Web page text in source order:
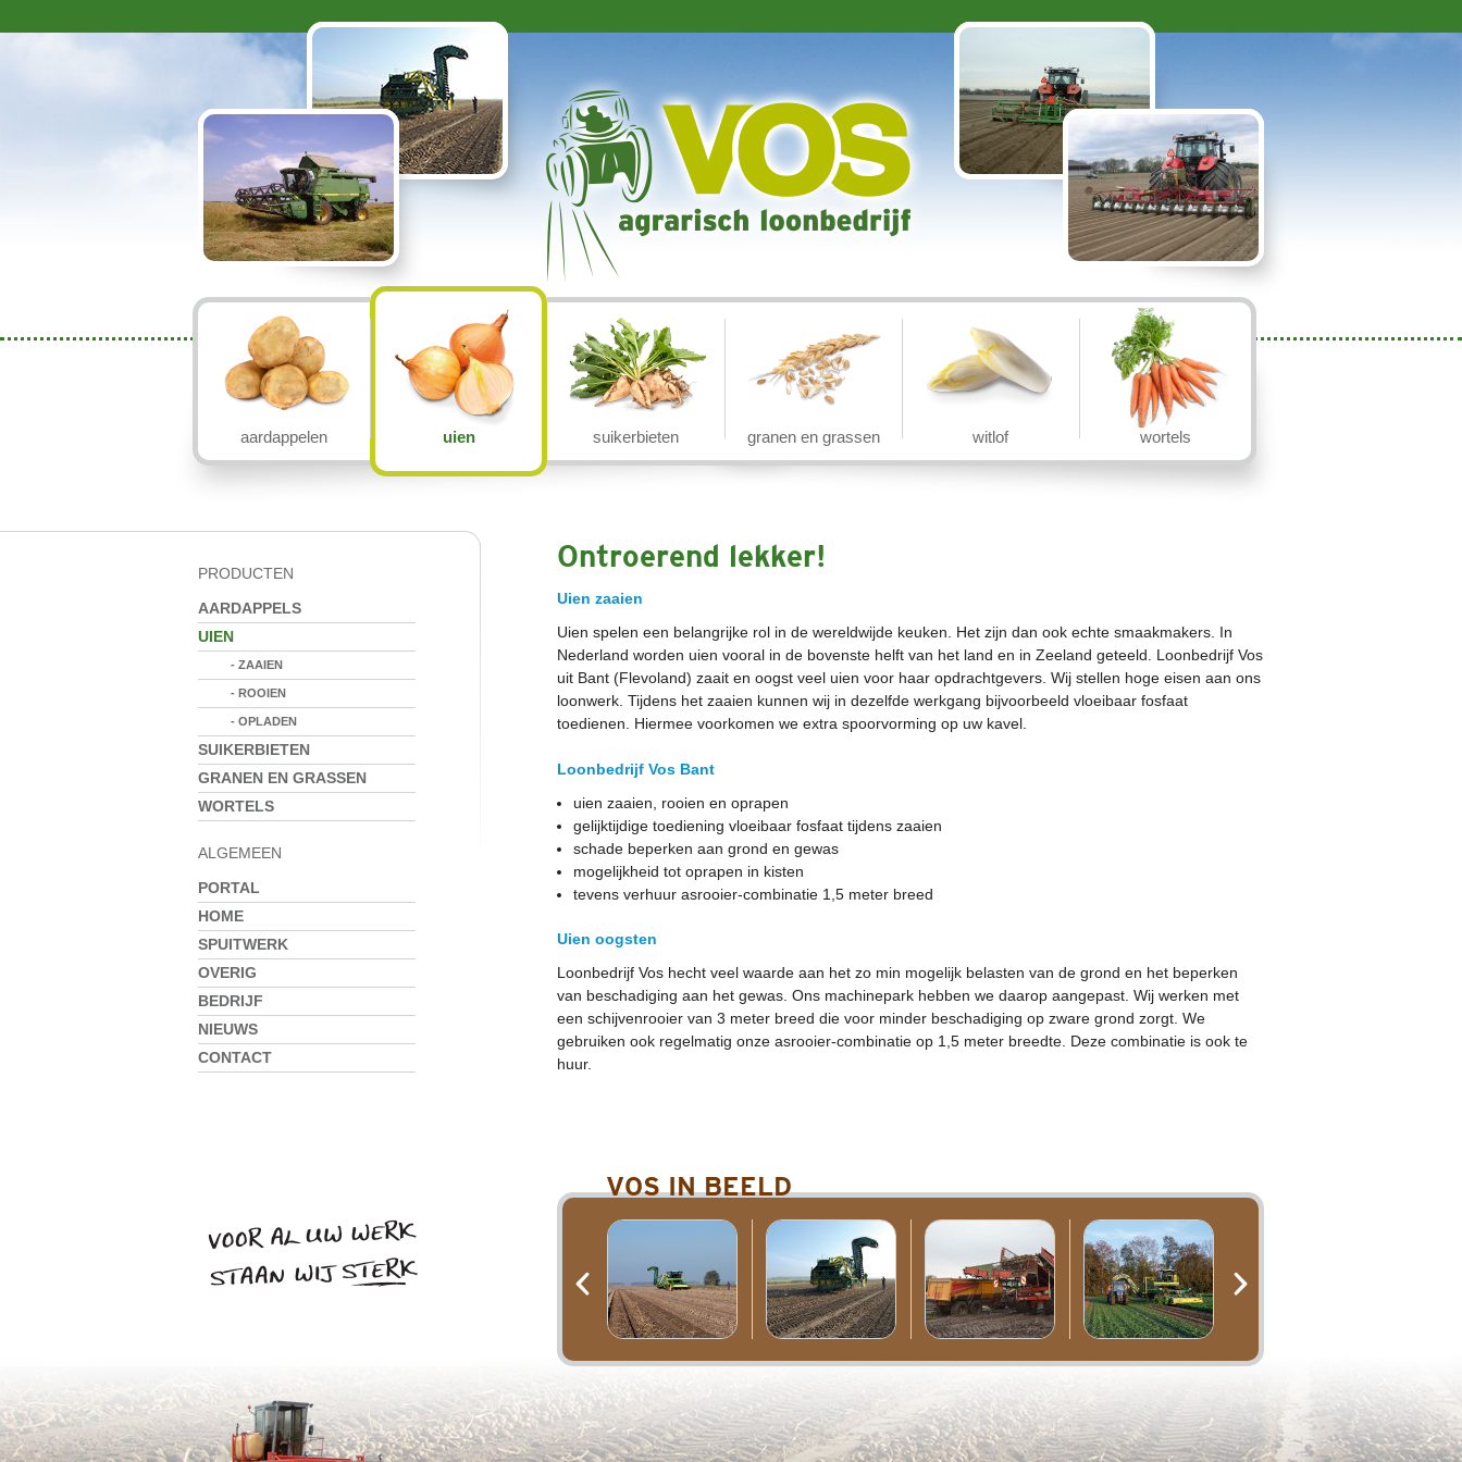
aardappelen uien suikerbieten granen en grassen witlof wortels
PRODUCTEN
AARDAPPELS
UIEN
- ZAAIEN
- ROOIEN
- OPLADEN
SUIKERBIETEN
GRANEN EN GRASSEN
WORTELS
ALGEMEEN
PORTAL
HOME
SPUITWERK
OVERIG
BEDRIJF
NIEUWS
CONTACT
Ontroerend lekker!
Uien zaaien
Uien spelen een belangrijke rol in de wereldwijde keuken. Het zijn dan ook echte smaakmakers. In
Nederland worden uien vooral in de bovenste helft van het land en in Zeeland geteeld. Loonbedrijf Vos
uit Bant (Flevoland) zaait en oogst veel uien voor haar opdrachtgevers. Wij stellen hoge eisen aan ons
loonwerk. Tijdens het zaaien kunnen wij in dezelfde werkgang bijvoorbeeld vloeibaar fosfaat
toedienen. Hiermee voorkomen we extra spoorvorming op uw kavel.
Loonbedrijf Vos Bant
uien zaaien, rooien en oprapen
gelijktijdige toediening vloeibaar fosfaat tijdens zaaien
schade beperken aan grond en gewas
mogelijkheid tot oprapen in kisten
tevens verhuur asrooier-combinatie 1,5 meter breed
Uien oogsten
Loonbedrijf Vos hecht veel waarde aan het zo min mogelijk belasten van de grond en het beperken
van beschadiging aan het gewas. Ons machinepark hebben we daarop aangepast. Wij werken met
een schijvenrooier van 3 meter breed die voor minder beschadiging op zware grond zorgt. We
gebruiken ook regelmatig onze asrooier-combinatie op 1,5 meter breedte. Deze combinatie is ook te
huur.
VOS IN BEELD